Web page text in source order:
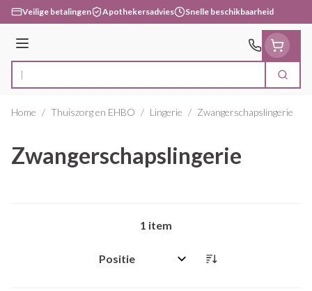
Ga naar de inhoud
Veilige betalingen Apothekersadvies Snelle beschikbaarheid
Menu
Product, merk, categorie... Zoek
Home / Thuiszorg en EHBO / Lingerie / Zwangerschapslingerie
Zwangerschapslingerie
1 item
Sorteer op: